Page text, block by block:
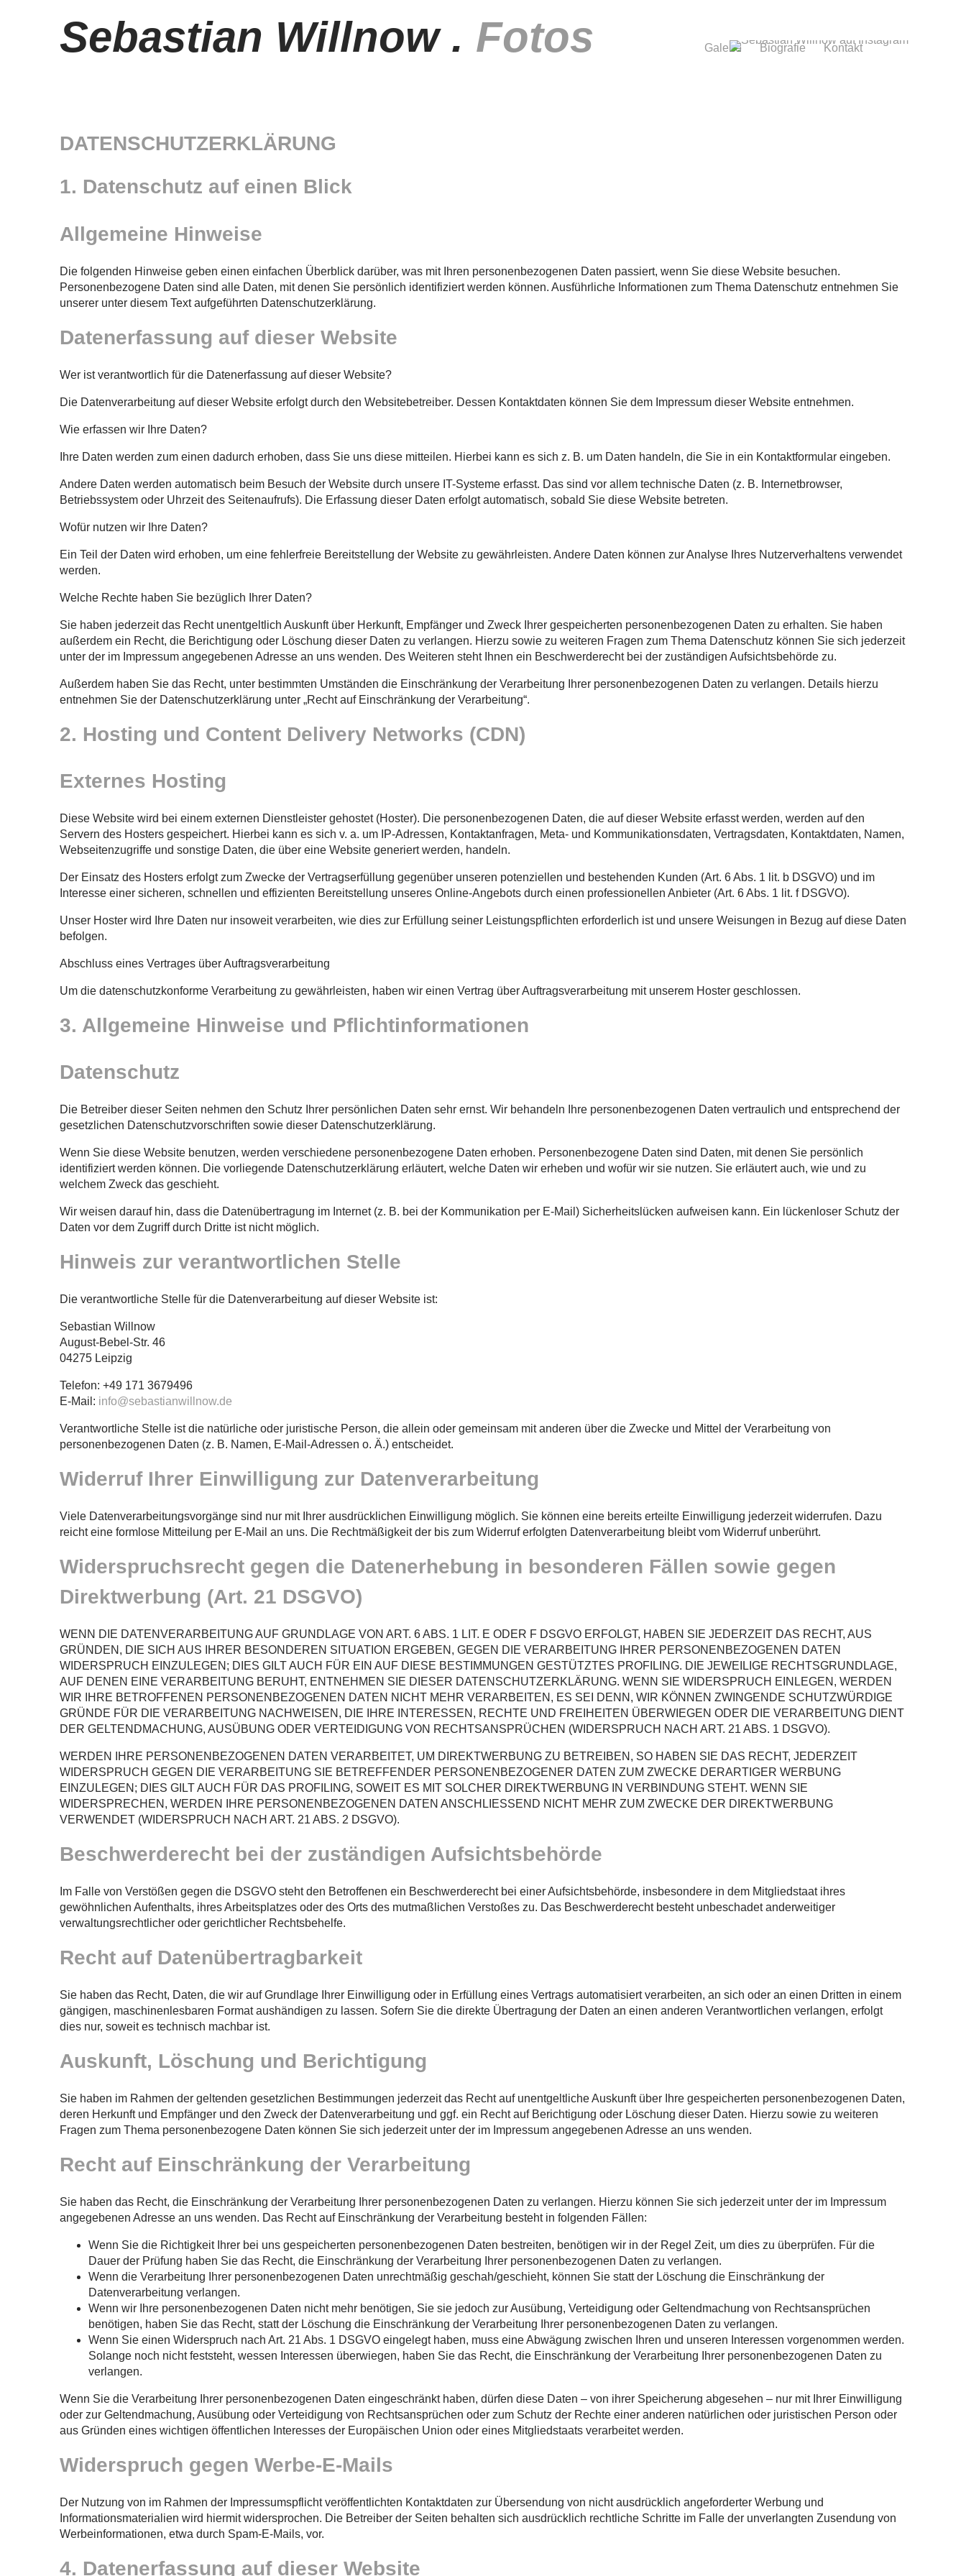
Sebastian Willnow . Fotos Galerie Biografie Kontakt
DATENSCHUTZERKLÄRUNG
1. Datenschutz auf einen Blick
Allgemeine Hinweise
Die folgenden Hinweise geben einen einfachen Überblick darüber, was mit Ihren personenbezogenen Daten passiert, wenn Sie diese Website besuchen.
Personenbezogene Daten sind alle Daten, mit denen Sie persönlich identifiziert werden können. Ausführliche Informationen zum Thema Datenschutz entnehmen Sie
unserer unter diesem Text aufgeführten Datenschutzerklärung.
Datenerfassung auf dieser Website
Wer ist verantwortlich für die Datenerfassung auf dieser Website?
Die Datenverarbeitung auf dieser Website erfolgt durch den Websitebetreiber. Dessen Kontaktdaten können Sie dem Impressum dieser Website entnehmen.
Wie erfassen wir Ihre Daten?
Ihre Daten werden zum einen dadurch erhoben, dass Sie uns diese mitteilen. Hierbei kann es sich z. B. um Daten handeln, die Sie in ein Kontaktformular eingeben.
Andere Daten werden automatisch beim Besuch der Website durch unsere IT-Systeme erfasst. Das sind vor allem technische Daten (z. B. Internetbrowser,
Betriebssystem oder Uhrzeit des Seitenaufrufs). Die Erfassung dieser Daten erfolgt automatisch, sobald Sie diese Website betreten.
Wofür nutzen wir Ihre Daten?
Ein Teil der Daten wird erhoben, um eine fehlerfreie Bereitstellung der Website zu gewährleisten. Andere Daten können zur Analyse Ihres Nutzerverhaltens verwendet
werden.
Welche Rechte haben Sie bezüglich Ihrer Daten?
Sie haben jederzeit das Recht unentgeltlich Auskunft über Herkunft, Empfänger und Zweck Ihrer gespeicherten personenbezogenen Daten zu erhalten. Sie haben
außerdem ein Recht, die Berichtigung oder Löschung dieser Daten zu verlangen. Hierzu sowie zu weiteren Fragen zum Thema Datenschutz können Sie sich jederzeit
unter der im Impressum angegebenen Adresse an uns wenden. Des Weiteren steht Ihnen ein Beschwerderecht bei der zuständigen Aufsichtsbehörde zu.
Außerdem haben Sie das Recht, unter bestimmten Umständen die Einschränkung der Verarbeitung Ihrer personenbezogenen Daten zu verlangen. Details hierzu
entnehmen Sie der Datenschutzerklärung unter „Recht auf Einschränkung der Verarbeitung“.
2. Hosting und Content Delivery Networks (CDN)
Externes Hosting
Diese Website wird bei einem externen Dienstleister gehostet (Hoster). Die personenbezogenen Daten, die auf dieser Website erfasst werden, werden auf den
Servern des Hosters gespeichert. Hierbei kann es sich v. a. um IP-Adressen, Kontaktanfragen, Meta- und Kommunikationsdaten, Vertragsdaten, Kontaktdaten, Namen,
Webseitenzugriffe und sonstige Daten, die über eine Website generiert werden, handeln.
Der Einsatz des Hosters erfolgt zum Zwecke der Vertragserfüllung gegenüber unseren potenziellen und bestehenden Kunden (Art. 6 Abs. 1 lit. b DSGVO) und im
Interesse einer sicheren, schnellen und effizienten Bereitstellung unseres Online-Angebots durch einen professionellen Anbieter (Art. 6 Abs. 1 lit. f DSGVO).
Unser Hoster wird Ihre Daten nur insoweit verarbeiten, wie dies zur Erfüllung seiner Leistungspflichten erforderlich ist und unsere Weisungen in Bezug auf diese Daten
befolgen.
Abschluss eines Vertrages über Auftragsverarbeitung
Um die datenschutzkonforme Verarbeitung zu gewährleisten, haben wir einen Vertrag über Auftragsverarbeitung mit unserem Hoster geschlossen.
3. Allgemeine Hinweise und Pflichtinformationen
Datenschutz
Die Betreiber dieser Seiten nehmen den Schutz Ihrer persönlichen Daten sehr ernst. Wir behandeln Ihre personenbezogenen Daten vertraulich und entsprechend der
gesetzlichen Datenschutzvorschriften sowie dieser Datenschutzerklärung.
Wenn Sie diese Website benutzen, werden verschiedene personenbezogene Daten erhoben. Personenbezogene Daten sind Daten, mit denen Sie persönlich
identifiziert werden können. Die vorliegende Datenschutzerklärung erläutert, welche Daten wir erheben und wofür wir sie nutzen. Sie erläutert auch, wie und zu
welchem Zweck das geschieht.
Wir weisen darauf hin, dass die Datenübertragung im Internet (z. B. bei der Kommunikation per E-Mail) Sicherheitslücken aufweisen kann. Ein lückenloser Schutz der
Daten vor dem Zugriff durch Dritte ist nicht möglich.
Hinweis zur verantwortlichen Stelle
Die verantwortliche Stelle für die Datenverarbeitung auf dieser Website ist:
Sebastian Willnow
August-Bebel-Str. 46
04275 Leipzig
Telefon: +49 171 3679496
E-Mail: info@sebastianwillnow.de
Verantwortliche Stelle ist die natürliche oder juristische Person, die allein oder gemeinsam mit anderen über die Zwecke und Mittel der Verarbeitung von
personenbezogenen Daten (z. B. Namen, E-Mail-Adressen o. Ä.) entscheidet.
Widerruf Ihrer Einwilligung zur Datenverarbeitung
Viele Datenverarbeitungsvorgänge sind nur mit Ihrer ausdrücklichen Einwilligung möglich. Sie können eine bereits erteilte Einwilligung jederzeit widerrufen. Dazu
reicht eine formlose Mitteilung per E-Mail an uns. Die Rechtmäßigkeit der bis zum Widerruf erfolgten Datenverarbeitung bleibt vom Widerruf unberührt.
Widerspruchsrecht gegen die Datenerhebung in besonderen Fällen sowie gegen
Direktwerbung (Art. 21 DSGVO)
WENN DIE DATENVERARBEITUNG AUF GRUNDLAGE VON ART. 6 ABS. 1 LIT. E ODER F DSGVO ERFOLGT, HABEN SIE JEDERZEIT DAS RECHT, AUS
GRÜNDEN, DIE SICH AUS IHRER BESONDEREN SITUATION ERGEBEN, GEGEN DIE VERARBEITUNG IHRER PERSONENBEZOGENEN DATEN
WIDERSPRUCH EINZULEGEN; DIES GILT AUCH FÜR EIN AUF DIESE BESTIMMUNGEN GESTÜTZTES PROFILING. DIE JEWEILIGE RECHTSGRUNDLAGE,
AUF DENEN EINE VERARBEITUNG BERUHT, ENTNEHMEN SIE DIESER DATENSCHUTZERKLÄRUNG. WENN SIE WIDERSPRUCH EINLEGEN, WERDEN
WIR IHRE BETROFFENEN PERSONENBEZOGENEN DATEN NICHT MEHR VERARBEITEN, ES SEI DENN, WIR KÖNNEN ZWINGENDE SCHUTZWÜRDIGE
GRÜNDE FÜR DIE VERARBEITUNG NACHWEISEN, DIE IHRE INTERESSEN, RECHTE UND FREIHEITEN ÜBERWIEGEN ODER DIE VERARBEITUNG DIENT
DER GELTENDMACHUNG, AUSÜBUNG ODER VERTEIDIGUNG VON RECHTSANSPRÜCHEN (WIDERSPRUCH NACH ART. 21 ABS. 1 DSGVO).
WERDEN IHRE PERSONENBEZOGENEN DATEN VERARBEITET, UM DIREKTWERBUNG ZU BETREIBEN, SO HABEN SIE DAS RECHT, JEDERZEIT
WIDERSPRUCH GEGEN DIE VERARBEITUNG SIE BETREFFENDER PERSONENBEZOGENER DATEN ZUM ZWECKE DERARTIGER WERBUNG
EINZULEGEN; DIES GILT AUCH FÜR DAS PROFILING, SOWEIT ES MIT SOLCHER DIREKTWERBUNG IN VERBINDUNG STEHT. WENN SIE
WIDERSPRECHEN, WERDEN IHRE PERSONENBEZOGENEN DATEN ANSCHLIESSEND NICHT MEHR ZUM ZWECKE DER DIREKTWERBUNG
VERWENDET (WIDERSPRUCH NACH ART. 21 ABS. 2 DSGVO).
Beschwerderecht bei der zuständigen Aufsichtsbehörde
Im Falle von Verstößen gegen die DSGVO steht den Betroffenen ein Beschwerderecht bei einer Aufsichtsbehörde, insbesondere in dem Mitgliedstaat ihres
gewöhnlichen Aufenthalts, ihres Arbeitsplatzes oder des Orts des mutmaßlichen Verstoßes zu. Das Beschwerderecht besteht unbeschadet anderweitiger
verwaltungsrechtlicher oder gerichtlicher Rechtsbehelfe.
Recht auf Datenübertragbarkeit
Sie haben das Recht, Daten, die wir auf Grundlage Ihrer Einwilligung oder in Erfüllung eines Vertrags automatisiert verarbeiten, an sich oder an einen Dritten in einem
gängigen, maschinenlesbaren Format aushändigen zu lassen. Sofern Sie die direkte Übertragung der Daten an einen anderen Verantwortlichen verlangen, erfolgt
dies nur, soweit es technisch machbar ist.
Auskunft, Löschung und Berichtigung
Sie haben im Rahmen der geltenden gesetzlichen Bestimmungen jederzeit das Recht auf unentgeltliche Auskunft über Ihre gespeicherten personenbezogenen Daten,
deren Herkunft und Empfänger und den Zweck der Datenverarbeitung und ggf. ein Recht auf Berichtigung oder Löschung dieser Daten. Hierzu sowie zu weiteren
Fragen zum Thema personenbezogene Daten können Sie sich jederzeit unter der im Impressum angegebenen Adresse an uns wenden.
Recht auf Einschränkung der Verarbeitung
Sie haben das Recht, die Einschränkung der Verarbeitung Ihrer personenbezogenen Daten zu verlangen. Hierzu können Sie sich jederzeit unter der im Impressum
angegebenen Adresse an uns wenden. Das Recht auf Einschränkung der Verarbeitung besteht in folgenden Fällen:
Wenn Sie die Richtigkeit Ihrer bei uns gespeicherten personenbezogenen Daten bestreiten, benötigen wir in der Regel Zeit, um dies zu überprüfen. Für die
Dauer der Prüfung haben Sie das Recht, die Einschränkung der Verarbeitung Ihrer personenbezogenen Daten zu verlangen.
Wenn die Verarbeitung Ihrer personenbezogenen Daten unrechtmäßig geschah/geschieht, können Sie statt der Löschung die Einschränkung der
Datenverarbeitung verlangen.
Wenn wir Ihre personenbezogenen Daten nicht mehr benötigen, Sie sie jedoch zur Ausübung, Verteidigung oder Geltendmachung von Rechtsansprüchen
benötigen, haben Sie das Recht, statt der Löschung die Einschränkung der Verarbeitung Ihrer personenbezogenen Daten zu verlangen.
Wenn Sie einen Widerspruch nach Art. 21 Abs. 1 DSGVO eingelegt haben, muss eine Abwägung zwischen Ihren und unseren Interessen vorgenommen werden.
Solange noch nicht feststeht, wessen Interessen überwiegen, haben Sie das Recht, die Einschränkung der Verarbeitung Ihrer personenbezogenen Daten zu
verlangen.
Wenn Sie die Verarbeitung Ihrer personenbezogenen Daten eingeschränkt haben, dürfen diese Daten – von ihrer Speicherung abgesehen – nur mit Ihrer Einwilligung
oder zur Geltendmachung, Ausübung oder Verteidigung von Rechtsansprüchen oder zum Schutz der Rechte einer anderen natürlichen oder juristischen Person oder
aus Gründen eines wichtigen öffentlichen Interesses der Europäischen Union oder eines Mitgliedstaats verarbeitet werden.
Widerspruch gegen Werbe-E-Mails
Der Nutzung von im Rahmen der Impressumspflicht veröffentlichten Kontaktdaten zur Übersendung von nicht ausdrücklich angeforderter Werbung und
Informationsmaterialien wird hiermit widersprochen. Die Betreiber der Seiten behalten sich ausdrücklich rechtliche Schritte im Falle der unverlangten Zusendung von
Werbeinformationen, etwa durch Spam-E-Mails, vor.
4. Datenerfassung auf dieser Website